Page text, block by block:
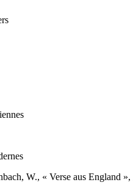
W., « Verse aus England »,